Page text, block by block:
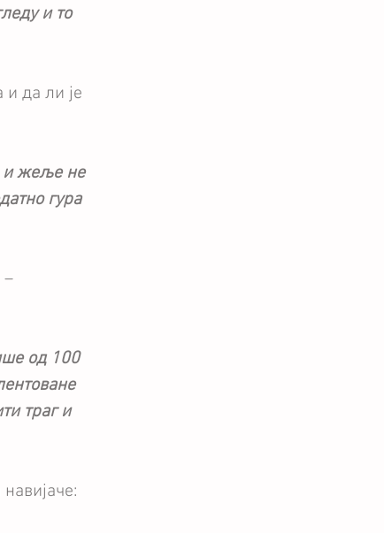
и то
и да ли је
и жеље не
гура
–
од 100
траг и